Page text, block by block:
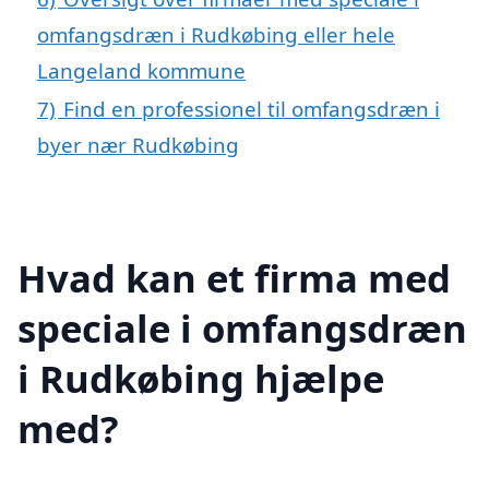
omfangsdræn i Rudkøbing eller hele
Langeland kommune
7) Find en professionel til omfangsdræn i
byer nær Rudkøbing
Hvad kan et firma med
speciale i omfangsdræn
i Rudkøbing hjælpe
med?